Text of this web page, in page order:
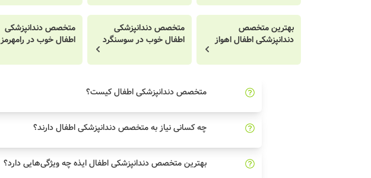
بهترین متخصص
دندانپزشکی اطفال اهواز
متخصص دندانپزشکی
اطفال خوب در سوسنگرد
متخصص دندانپزشکی
اطفال خوب در رامهرمز
متخصص دندانپزشکی اطفال کیست؟
چه کسانی نیاز به متخصص دندانپزشکی اطفال دارند؟
بهترین متخصص دندانپزشکی اطفال ایذه چه ویژگی‌هایی دارد؟